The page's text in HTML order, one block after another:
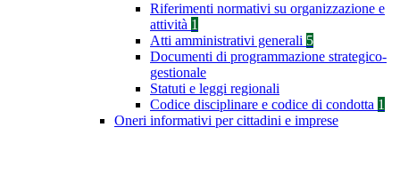
Riferimenti normativi su organizzazione e
attività 1
Atti amministrativi generali 5
Documenti di programmazione strategico-
gestionale
Statuti e leggi regionali
Codice disciplinare e codice di condotta 1
Oneri informativi per cittadini e imprese